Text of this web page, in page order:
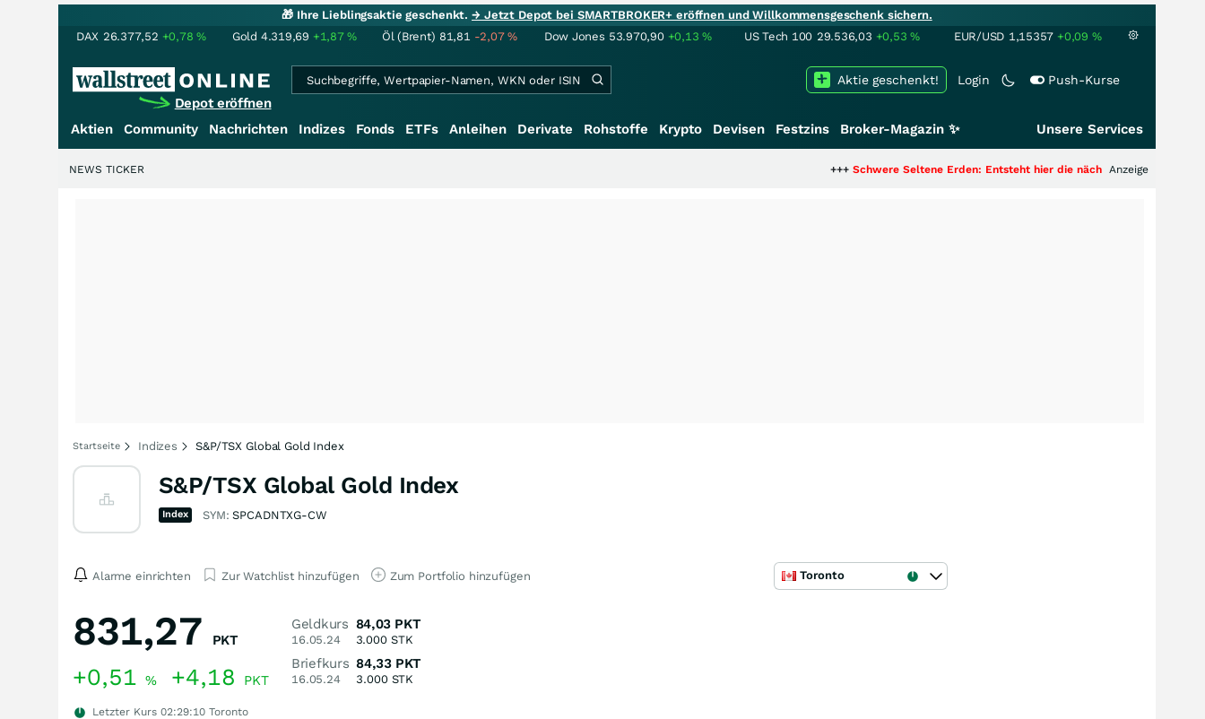
🎁 Ihre Lieblingsaktie geschenkt.→ Jetzt Depot bei SMARTBROKER+ eröffnen und Willkommensgeschenk sichern.
DAX 26.377,52 +0,78% Gold 4.319,69 +1,87% Öl (Brent) 81,81 -2,07% Dow Jones 53.970,90 +0,13% US Tech 100 29.536,03 +0,53% EUR/USD 1,15357 +0,09 %
Depot eröffnen
Login Push-Kurse
Aktie geschenkt!
Aktien Community Nachrichten Indizes Fonds ETFs Anleihen Derivate Rohstoffe Krypto Devisen Festzins Broker-Magazin ✨ Unsere Services
Schwere Seltene Erden: Entsteht hier die nächste Milliardenstory?
Anzeige
NEWS TICKER
Startseite Indizes S&P/TSX Global Gold Index
S&P/TSX Global Gold Index
Index SYM:SPCADNTXG-CW
Alarme einrichten Zur Watchlist hinzufügen Zum Portfolio hinzufügen Toronto
831,27 PKT
+0,51 % +4,18 PKT
Letzter Kurs 02:29:10 Toronto
Geldkurs
16.05.24
84,03 PKT
3.000STK
Briefkurs
16.05.24
84,33 PKT
3.000STK